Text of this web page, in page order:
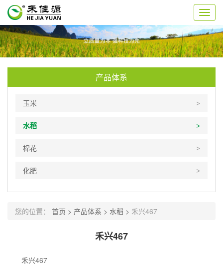
切
换
导
航
产品体系
玉米
水稻
棉花
化肥
您的位置： 首页 > 产品体系 > 水稻 > 禾兴467
禾兴467
禾兴467